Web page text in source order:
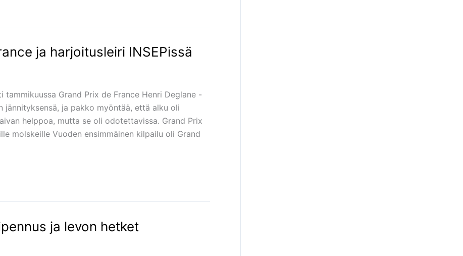
ja harjoitusleiri INSEPissä
Grand Prix de France Henri Deglane -
ja pakko myöntää, että alku oli
helppoa, mutta se oli odotettavissa. Grand Prix
molskeille Vuoden ensimmäinen kilpailu oli Grand
ja levon hetket